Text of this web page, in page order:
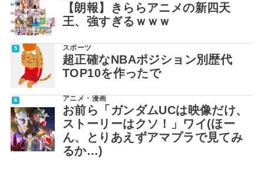
【朗報】きららアニメの新四天
王、強すぎるｗｗｗ
スポーツ
超正確なNBAポジション別歴代
TOP10を作ったで
アニメ・漫画
お前ら「ガンダムUCは映像だけ、
ストーリーはクソ！」ワイ(ほー
ん、とりあえずアマプラで見てみ
るか…)